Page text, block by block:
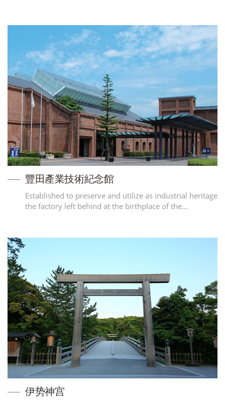
豐田產業技術紀念館
Established to preserve and utilize as industrial heritage
the factory left behind at the birthplace of the…
伊势神宫